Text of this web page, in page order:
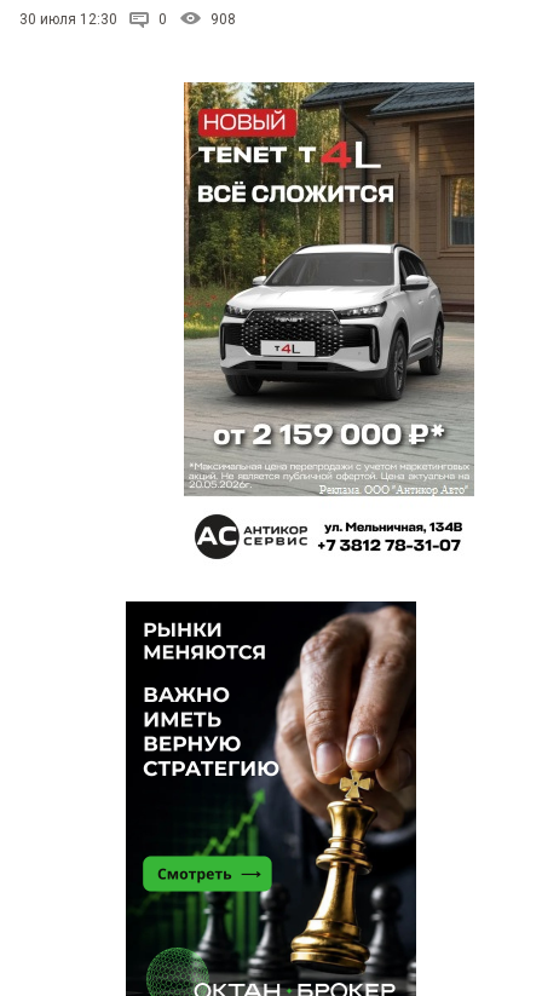
30 июля 12:30 0 908